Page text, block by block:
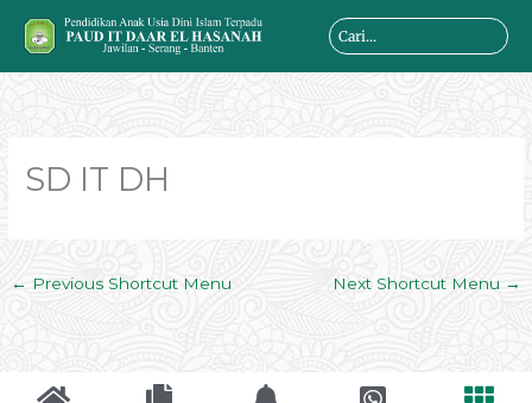
content
Search
SD IT DH
← Previous Shortcut Menu Next Shortcut Menu →